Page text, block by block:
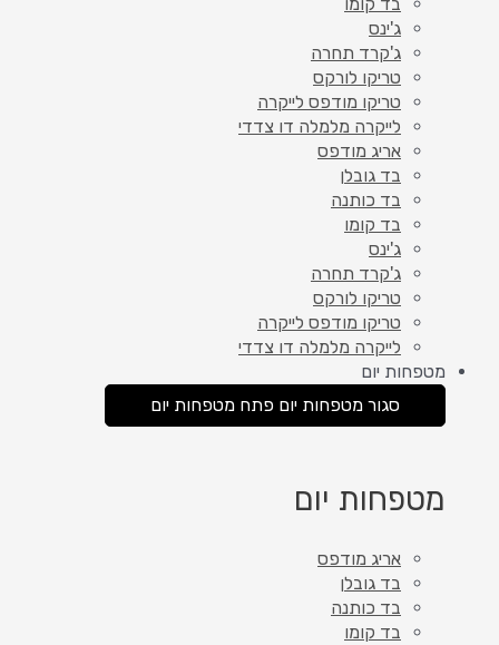
ג'ינס
ג'קרד תחרה
טריקו לורקס
טריקו מודפס לייקרה
לייקרה מלמלה דו צדדי
אריג מודפס
בד גובלן
בד כותנה
בד קומו
ג'ינס
ג'קרד תחרה
טריקו לורקס
טריקו מודפס לייקרה
לייקרה מלמלה דו צדדי
מטפחות יום
סגור מטפחות יום פתח מטפחות יום
מטפחות יום
אריג מודפס
בד גובלן
בד כותנה
בד קומו